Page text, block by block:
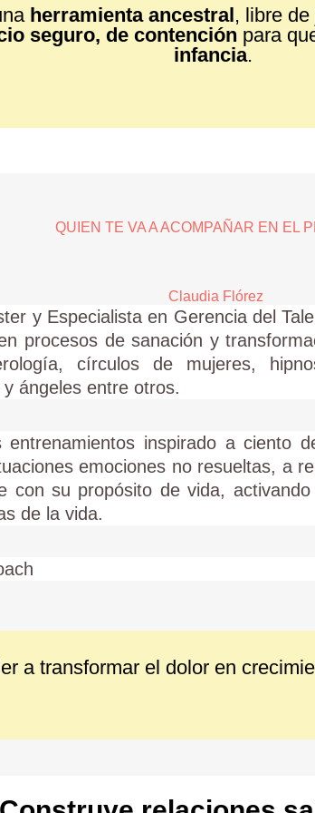
herramienta ancestral, libre
seguro, de contención para
infancia.
QUIEN TE VA A ACOMPAÑAR EN EL
Claudia Flórez
y Especialista en Gerencia del
procesos de sanación y
círculos de mujeres,
ángeles entre otros.
inspirado a ciento
emociones no resueltas, a
con su propósito de vida,
de la vida.
a transformar el dolor en